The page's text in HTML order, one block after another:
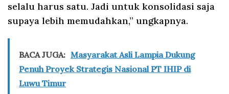
selalu harus satu. Jadi untuk konsolidasi saja
supaya lebih memudahkan,” ungkapnya.
BACA JUGA: Masyarakat Asli Lampia Dukung
Penuh Proyek Strategis Nasional PT IHIP di
Luwu Timur